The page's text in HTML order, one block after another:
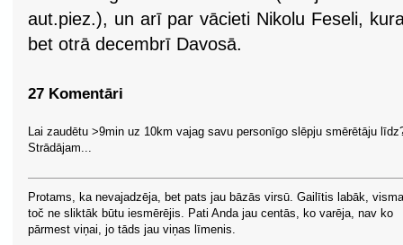
aut.piez.), un arī par vācieti Nikolu Feseli,
bet otrā decembrī Davosā.
27 Komentāri
Lai zaudētu >9min uz 10km vajag savu personīgo slēpju smērētāju
Strādājam...
Protams, ka nevajadzēja, bet pats jau bāzās virsū. Gailītis labāk,
toč ne sliktāk būtu iesmērējis. Pati Anda jau centās, ko varēja, nav ko
pārmest viņai, jo tāds jau viņas līmenis.